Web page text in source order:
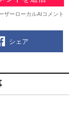
シェア